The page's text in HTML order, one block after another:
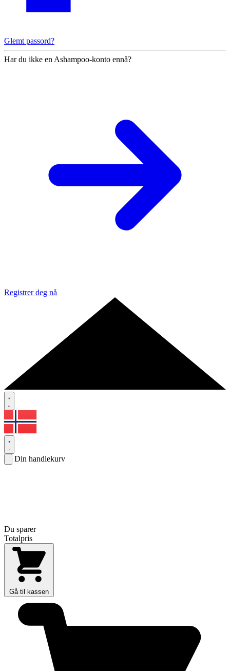
Glemt passord?
Har du ikke en Ashampoo-konto ennå?
Registrer deg nå
Din handlekurv
Du sparer
Totalpris
Gå til kassen